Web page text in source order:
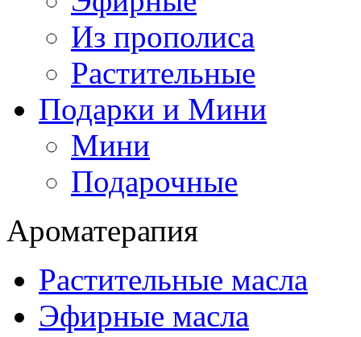
Из прополиса
Растительные
Подарки и Мини
Мини
Подарочные
Ароматерапия
Растительные масла
Эфирные масла